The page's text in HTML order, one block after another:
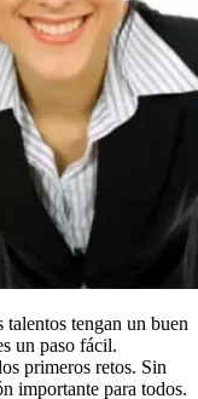
tengan un buen
un paso fácil.
primeros retos. Sin
importante para todos.